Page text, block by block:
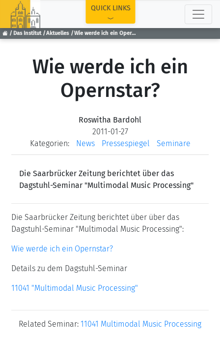
Das Institut Aktuelles Wie werde ich ein Opernstar?
QUICK LINKS
Wie werde ich ein
Opernstar?
Roswitha Bardohl
2011-01-27
Kategorien:
News Pressespiegel Seminare
Die Saarbrücker Zeitung berichtet über das
Dagstuhl-Seminar "Multimodal Music Processing"
Die Saarbrücker Zeitung berichtet über über das
Dagstuhl-Seminar "Multimodal Music Processing":
Wie werde ich ein Opernstar?
Details zu dem Dagstuhl-Seminar
11041 "Multimodal Music Processing"
Related Seminar: 11041 Multimodal Music Processing